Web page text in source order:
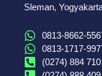
Sleman,
0813-8662-
0813-1717-
(0274) 884 710